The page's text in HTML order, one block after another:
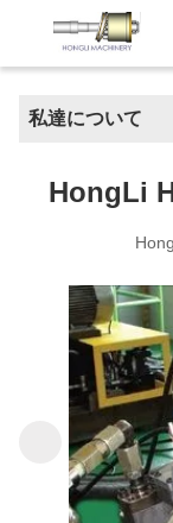
私達について
HongLi